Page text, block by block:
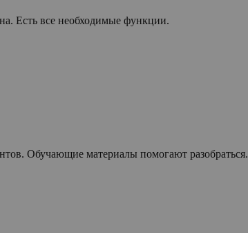
Есть все необходимые функции.
Обучающие материалы помогают разобраться.